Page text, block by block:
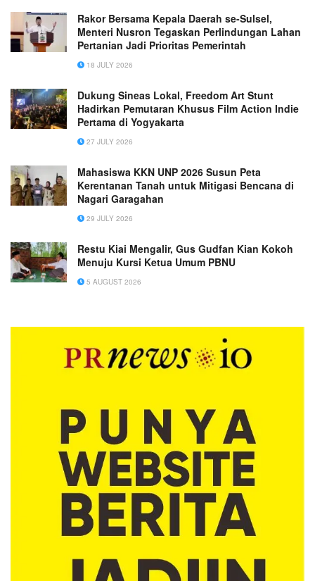
Rakor Bersama Kepala Daerah se-Sulsel,
Menteri Nusron Tegaskan Perlindungan Lahan
Pertanian Jadi Prioritas Pemerintah
18 JULY 2026
Dukung Sineas Lokal, Freedom Art Stunt
Hadirkan Pemutaran Khusus Film Action Indie
Pertama di Yogyakarta
27 JULY 2026
Mahasiswa KKN UNP 2026 Susun Peta
Kerentanan Tanah untuk Mitigasi Bencana di
Nagari Garagahan
29 JULY 2026
Restu Kiai Mengalir, Gus Gudfan Kian Kokoh
Menuju Kursi Ketua Umum PBNU
5 AUGUST 2026